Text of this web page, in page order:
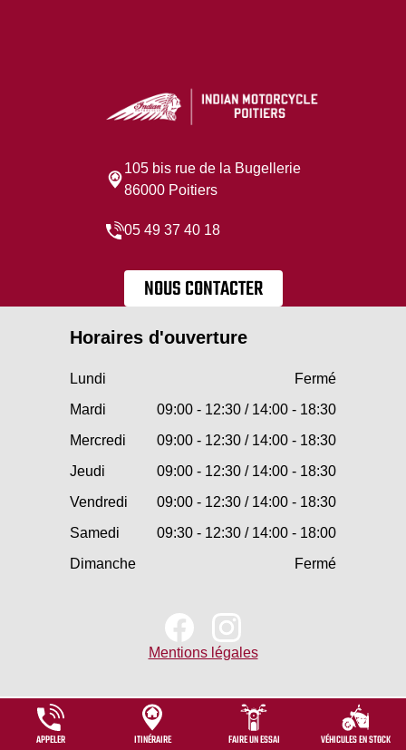
105 bis rue de la Bugellerie
86000 Poitiers
05 49 37 40 18
NOUS CONTACTER
Horaires d'ouverture
Lundi
Fermé
Mardi
09:00 - 12:30 / 14:00 - 18:30
Mercredi
09:00 - 12:30 / 14:00 - 18:30
Jeudi
09:00 - 12:30 / 14:00 - 18:30
Vendredi
09:00 - 12:30 / 14:00 - 18:30
Samedi
09:30 - 12:30 / 14:00 - 18:00
Dimanche
Fermé
Mentions légales
APPELER ITINÉRAIRE FAIRE UN ESSAI VÉHICULES EN STOCK